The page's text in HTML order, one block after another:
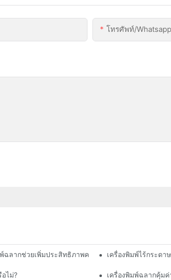
โทรศัพท์/
ฉลากช่วยเพิ่มประสิทธิภาพคลังสินค้าของคุณได้อย่างไร
เครื่องพิมพ์ไร้กระด
ไม่? เครื่องพิมพ์ฉลากคุ้ม